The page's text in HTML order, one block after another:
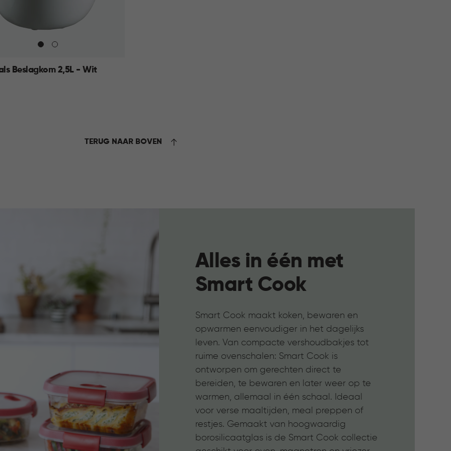
Beslagkom 2,5L - Wit
TERUG NAAR BOVEN
Alles in één met
Smart Cook
Smart Cook maakt koken, bewaren en
opwarmen eenvoudiger in het dagelijks
leven. Van compacte vershoudbakjes tot
ruime ovenschalen: Smart Cook is
ontworpen om gerechten direct te
bereiden, te bewaren en later weer op te
warmen, allemaal in één schaal. Ideaal
voor verse maaltijden, meal preppen of
restjes. Gemaakt van hoogwaardig
borosilicaatglas is de Smart Cook collectie